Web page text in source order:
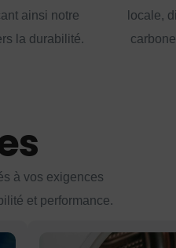
ainsi notre
la durabilité.
locale,
à vos exigences
et performance.